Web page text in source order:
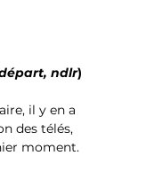
ndlr)
il y en a
des télés,
moment.